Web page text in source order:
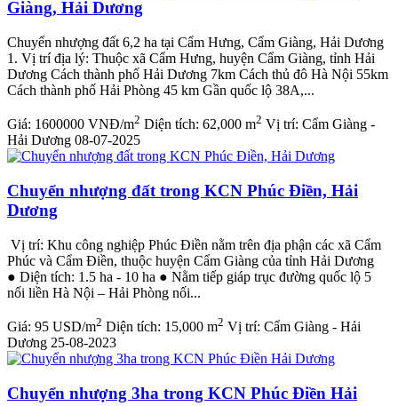
Giàng, Hải Dương
Chuyển nhượng đất 6,2 ha tại Cẩm Hưng, Cẩm Giàng, Hải Dương
1. Vị trí địa lý: Thuộc xã Cẩm Hưng, huyện Cẩm Giàng, tỉnh Hải
Dương Cách thành phố Hải Dương 7km Cách thủ đô Hà Nội 55km
Cách thành phố Hải Phòng 45 km Gần quốc lộ 38A,...
Giá: 1600000 VNĐ/m2 Diện tích: 62,000 m2 Vị trí: Cẩm Giàng -
Hải Dương 08-07-2025
Chuyển nhượng đất trong KCN Phúc Điền, Hải
Dương
Vị trí: Khu công nghiệp Phúc Điền nằm trên địa phận các xã Cẩm
Phúc và Cẩm Điền, thuộc huyện Cẩm Giàng của tỉnh Hải Dương
● Diện tích: 1.5 ha - 10 ha ● Nằm tiếp giáp trục đường quốc lộ 5
nối liền Hà Nội – Hải Phòng nối...
Giá: 95 USD/m2 Diện tích: 15,000 m2 Vị trí: Cẩm Giàng - Hải
Dương 25-08-2023
Chuyển nhượng 3ha trong KCN Phúc Điền Hải